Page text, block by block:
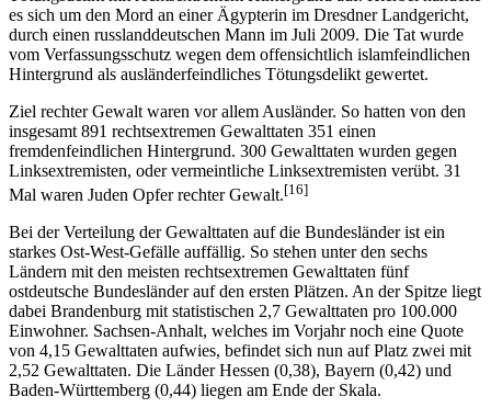
es sich um den Mord an einer Ägypterin im Dresdner Landgericht,
durch einen russlanddeutschen Mann im Juli 2009. Die Tat wurde
vom Verfassungsschutz wegen dem offensichtlich islamfeindlichen
Hintergrund als ausländerfeindliches Tötungsdelikt gewertet.
Ziel rechter Gewalt waren vor allem Ausländer. So hatten von den
insgesamt 891 rechtsextremen Gewalttaten 351 einen
fremdenfeindlichen Hintergrund. 300 Gewalttaten wurden gegen
Linksextremisten, oder vermeintliche Linksextremisten verübt. 31
Mal waren Juden Opfer rechter Gewalt.[16]
Bei der Verteilung der Gewalttaten auf die Bundesländer ist ein
starkes Ost-West-Gefälle auffällig. So stehen unter den sechs
Ländern mit den meisten rechtsextremen Gewalttaten fünf
ostdeutsche Bundesländer auf den ersten Plätzen. An der Spitze liegt
dabei Brandenburg mit statistischen 2,7 Gewalttaten pro 100.000
Einwohner. Sachsen-Anhalt, welches im Vorjahr noch eine Quote
von 4,15 Gewalttaten aufwies, befindet sich nun auf Platz zwei mit
2,52 Gewalttaten. Die Länder Hessen (0,38), Bayern (0,42) und
Baden-Württemberg (0,44) liegen am Ende der Skala.